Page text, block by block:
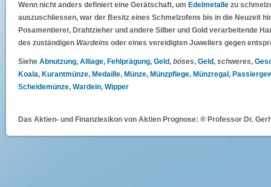
Wenn nicht anders definiert eine Gerätschaft, um Edelmetalle zu
auszuschliessen, war der Besitz eines Schmelzofens bis in die Neuzeit
Posamentierer, Drahtzieher und andere Silber und Gold verarbeitende
des zuständigen Wardeins oder eines vereidigten Juweliers gegen
Siehe Abnutzung, Alliage, Fehlprägung, Geld, böses, Geld, schweres,
Koala, Kurantmünze, Medaille, Münze, Münzpflege, Münzregal ,
Scheidemünze, Wardein, Wipper
Das Aktien- und Finanzlexikon von Aktien Prognose: ® Professor Dr.